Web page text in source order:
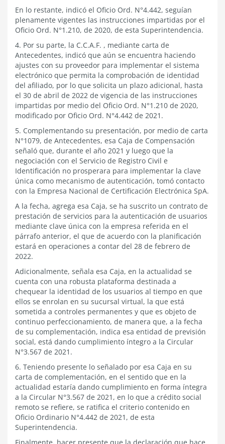
En lo restante, indicó el Oficio Ord. N°4.442, seguían
plenamente vigentes las instrucciones impartidas por el
Oficio Ord. N°1.210, de 2020, de esta Superintendencia.
4. Por su parte, la C.C.A.F. , mediante carta de
Antecedentes, indicó que aún se encuentra haciendo
ajustes con su proveedor para implementar el sistema
electrónico que permita la comprobación de identidad
del afiliado, por lo que solicita un plazo adicional, hasta
el 30 de abril de 2022 de vigencia de las instrucciones
impartidas por medio del Oficio Ord. N°1.210 de 2020,
modificado por Oficio Ord. N°4.442 de 2021.
5. Complementando su presentación, por medio de carta
N°1079, de Antecedentes, esa Caja de Compensación
señaló que, durante el año 2021 y luego que la
negociación con el Servicio de Registro Civil e
Identificación no prosperara para implementar la clave
única como mecanismo de autenticación, tomó contacto
con la Empresa Nacional de Certificación Electrónica SpA.
A la fecha, agrega esa Caja, se ha suscrito un contrato de
prestación de servicios para la autenticación de usuarios
mediante clave única con la empresa referida en el
párrafo anterior, el que de acuerdo con la planificación
estará en operaciones a contar del 28 de febrero de
2022.
Adicionalmente, señala esa Caja, en la actualidad se
cuenta con una robusta plataforma destinada a
chequear la identidad de los usuarios al tiempo en que
ellos se enrolan en su sucursal virtual, la que está
sometida a controles permanentes y que es objeto de
continuo perfeccionamiento, de manera que, a la fecha
de su complementación, indica esa entidad de previsión
social, está dando cumplimiento íntegro a la Circular
N°3.567 de 2021.
6. Teniendo presente lo señalado por esa Caja en su
carta de complementación, en el sentido que en la
actualidad estaría dando cumplimiento en forma íntegra
a la Circular N°3.567 de 2021, en lo que a crédito social
remoto se refiere, se ratifica el criterio contenido en
Oficio Ordinario N°4.442 de 2021, de esta
Superintendencia.